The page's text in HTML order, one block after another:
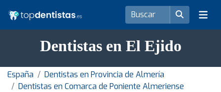
Dentistas en El Ejido
España
Dentistas en Provincia de Almería
Dentistas en Comarca de Poniente Almeriense